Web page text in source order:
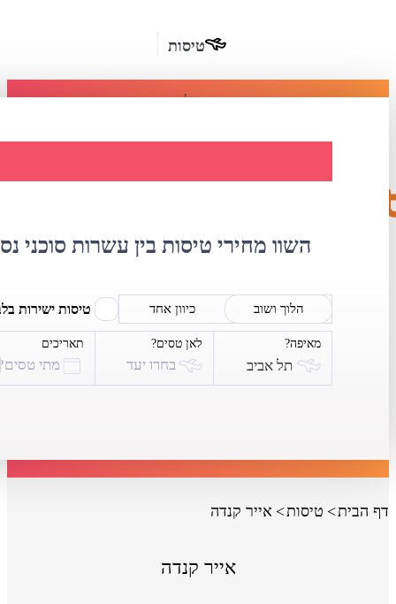
טיסות
מומלץ
בחו"ל
השכרת
רכב
השוו מחירי טיסות בין עשרות סוכני
הלוך ושוב כיוון אחד טיסות ישירות
מאיפה?
תל אביב
לאן טסים?
בחרו יעד
תאריכים
מתי
דף הבית טיסות אייר קנדה
אייר קנדה